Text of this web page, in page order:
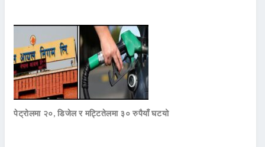
पेट्रोलमा २०, डिजेल र मट्टितेलमा ३० रुपैयाँ घटयो